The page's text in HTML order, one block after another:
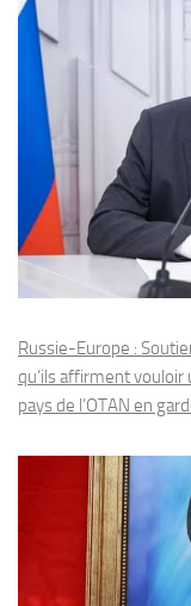
Russie-Europe :
qu’ils affirment
pays de l’OTAN en